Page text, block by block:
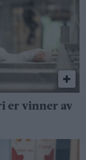
er vinner av